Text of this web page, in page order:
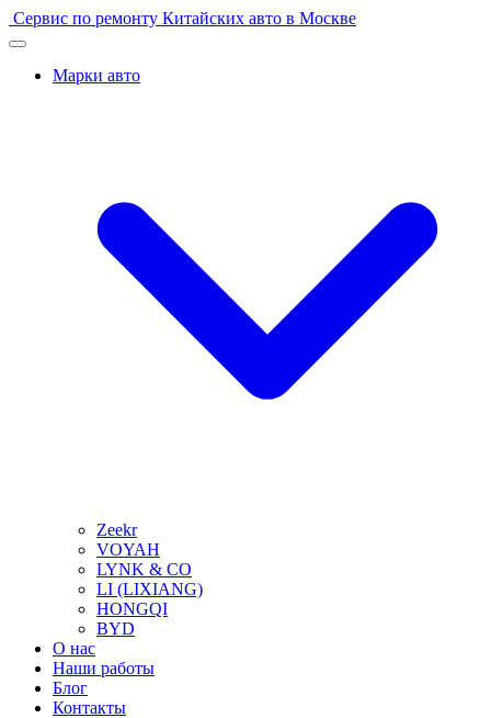
Перейти
к
Сервис по ремонту Китайских авто в Москве
Марки авто
Zeekr
VOYAH
LYNK & CO
LI (LIXIANG)
HONGQI
BYD
О нас
Наши работы
Блог
Контакты